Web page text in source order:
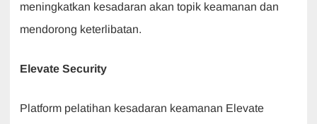
meningkatkan kesadaran akan topik keamanan dan
mendorong keterlibatan.
Elevate Security
Platform pelatihan kesadaran keamanan Elevate